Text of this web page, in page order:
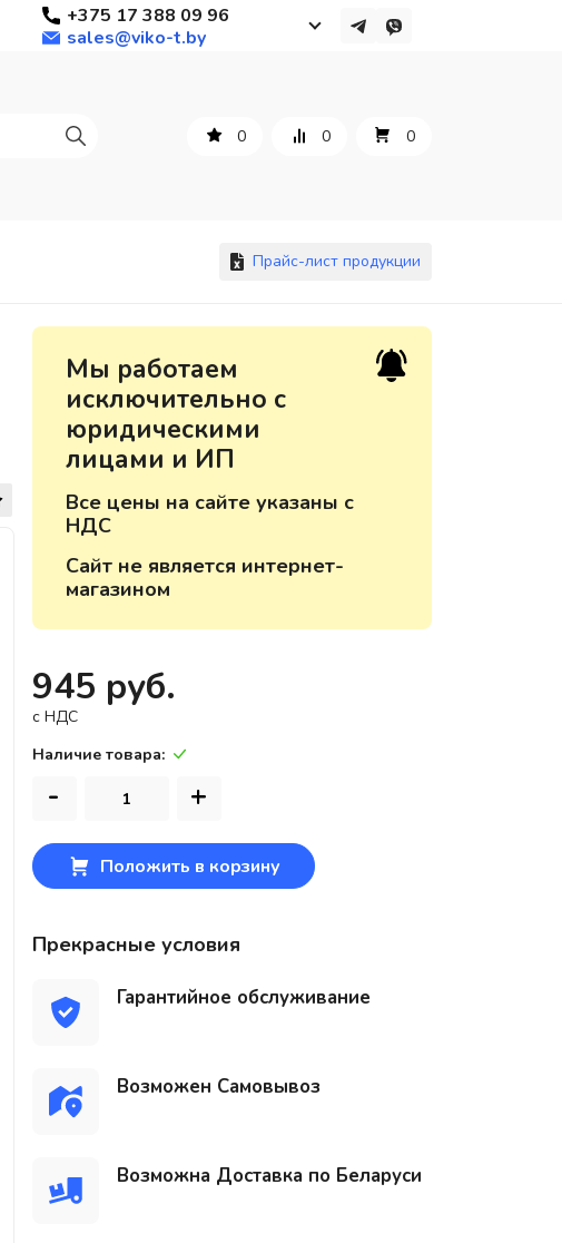
+375 17 388 09 96
sales@viko-t.by
+375 17 388 09 96
По всем вопросам
sales@viko-t.by
Оплата и доставка
Контакты
17, пом. 38, оф. №1
0 0 0
Прайс-лист продукции
Мы работаем
исключительно с
юридическими
лицами и ИП
Все цены на сайте указаны с
НДС
Сайт не является интернет-
магазином
945 руб.
c НДС
Наличие товара:
- +
Положить в корзину
Прекрасные условия
Гарантийное обслуживание
Возможен Самовывоз
Возможна Доставка по Беларуси